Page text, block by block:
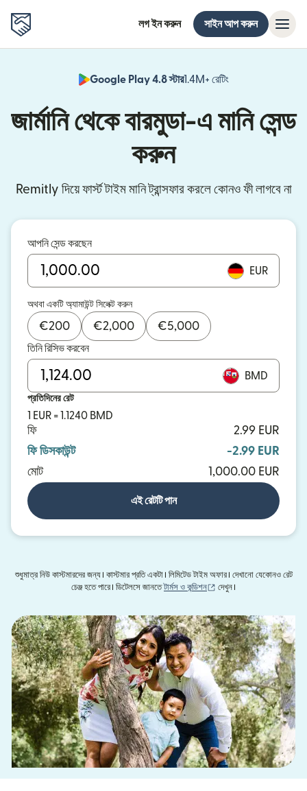
লগ ইন করুন সাইন আপ করুন
Google Play 4.8 স্টার1.4M+ রেটিং
জার্মানি থেকে বারমুডা-এ মানি সেন্ড
করুন
Remitly দিয়ে ফার্স্ট টাইম মানি ট্রান্সফার করলে কোনও ফী লাগবে না
আপনি সেন্ড করছেন
EUR
অথবা একটি অ্যামাউন্ট সিলেক্ট করুন
€200 €2,000 €5,000
তিনি রিসিভ করবেন
BMD
প্রতিদিনের রেট
1 EUR = 1.1240 BMD
ফি
2.99 EUR
ফি ডিসকাউন্ট
-2.99 EUR
মোট
1,000.00 EUR
এই রেটটি পান
শুধুমাত্র নিউ কাস্টমারদের জন্য। কাস্টমার প্রতি একটা। লিমিটেড টাইম অফার। দেখানো যেকোনও রেট
চেঞ্জ হতে পারে। ডিটেলসে জানতেটার্মস ও কন্ডিশন (নতুন উইন্ডোতে খুলবে)
দেখুন।